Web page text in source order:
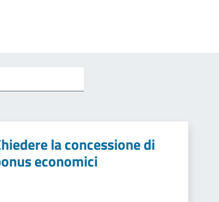
la concessione di
economici